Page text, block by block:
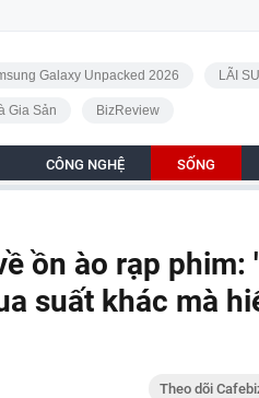
Galaxy Unpacked 2026 LÃI
Gia Sản BizReview
CÔNG NGHỆ SỐNG
ồn ào rạp phim:
suất khác mà
Theo dõi